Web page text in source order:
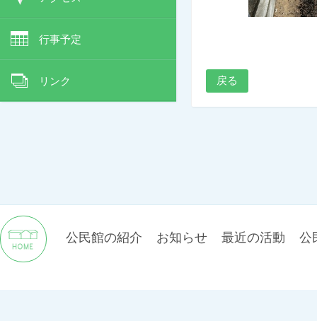
行事予定
リンク 戻る
公民館の紹介 お知らせ 最近の活動 公